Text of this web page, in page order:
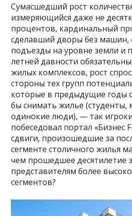
Сумасшедший рост
измеряющийся даже не
процентов, кардинальный
сделавший дворы без машин,
подъезды на уровне земли и
летней давности
жилых комплексов, рост
стороны тех групп
которые в предыдущие годы
бы снимать жилье
одинокие люди), — так
побеседовал портал «Бизнес
сдвиги, произошедшие за
сегменте столичного жилья
чем прошедшее десятилетие
представителям более
сегментов?